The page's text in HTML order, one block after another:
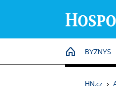
HOME
BYZNYS
HN.cz ›